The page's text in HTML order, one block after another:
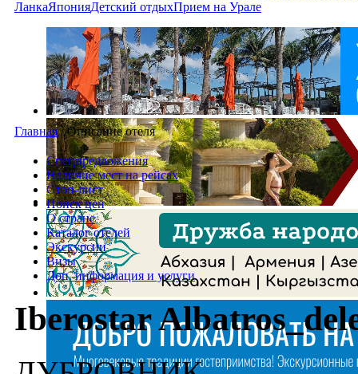
ЛанкаЯпонияДетский отдыхПрием на Урале
Главная /Описание отеля
Спецпредложения
Наличие мест на рейсах
Стоп-лист
Поиск цен
О стране
Каталог отелей
Экскурсии
Визы
Доп. информация и услуги
Iberostar